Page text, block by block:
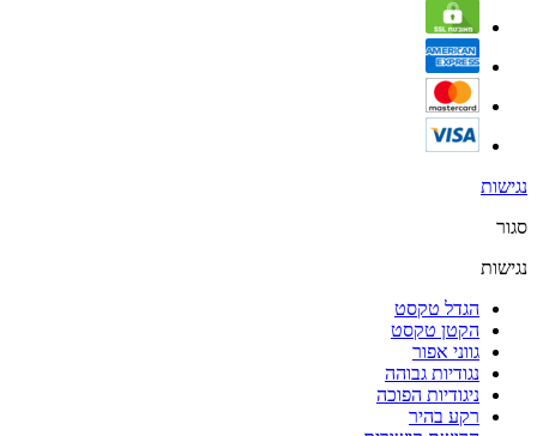
נגישות
סגור
נגישות
הגדל טקסט
הקטן טקסט
גווני אפור
נגודיות גבוהה
ניגודיות הפוכה
רקע בהיר